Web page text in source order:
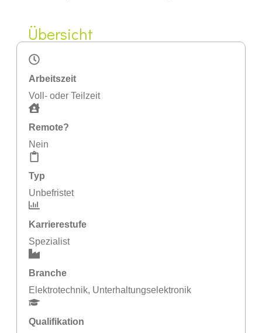
Übersicht
Arbeitszeit
Voll- oder Teilzeit
Remote?
Nein
Typ
Unbefristet
Karrierestufe
Spezialist
Branche
Elektrotechnik, Unterhaltungselektronik
Qualifikation